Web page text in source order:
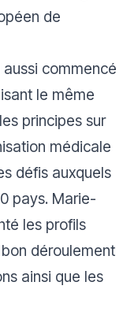
de
commencé
le même
principes sur
médicale
défis auxquels
pays. Marie-
les profils
déroulement
ainsi que les